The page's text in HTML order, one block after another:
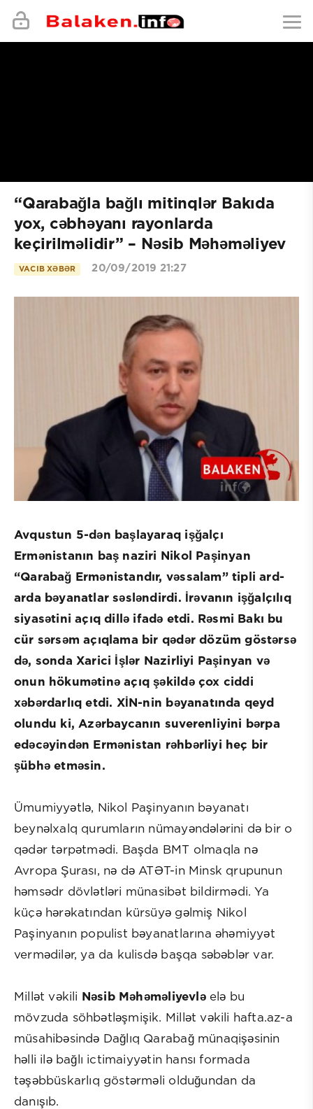
“Qarabağla bağlı mitinqlər Bakıda
yox, cəbhəyanı rayonlarda
keçirilməlidir” – Nəsib Məhəməliyev
VACIB XƏBƏR 20/09/2019 21:27
Avqustun 5-dən başlayaraq işğalçı
Ermənistanın baş naziri Nikol Paşinyan
“Qarabağ Ermənistandır, vəssalam” tipli ard-
arda bəyanatlar səsləndirdi. İrəvanın işğalçılıq
siyasətini açıq dillə ifadə etdi. Rəsmi Bakı bu
cür sərsəm açıqlama bir qədər dözüm göstərsə
də, sonda Xarici İşlər Nazirliyi Paşinyan və
onun hökumətinə açıq şəkildə çox ciddi
xəbərdarlıq etdi. XİN-nin bəyanatında qeyd
olundu ki, Azərbaycanın suverenliyini bərpa
edəcəyindən Ermənistan rəhbərliyi heç bir
şübhə etməsin.
Ümumiyyətlə, Nikol Paşinyanın bəyanatı
beynəlxalq qurumların nümayəndələrini də bir o
qədər tərpətmədi. Başda BMT olmaqla nə
Avropa Şurası, nə də ATƏT-in Minsk qrupunun
həmsədr dövlətləri münasibət bildirmədi. Ya
küçə hərəkatından kürsüyə gəlmiş Nikol
Paşinyanın populist bəyanatlarına əhəmiyyət
vermədilər, ya da kulisdə başqa səbəblər var.
Millət vəkili Nəsib Məhəməliyevləelə bu
mövzuda söhbətləşmişik. Millət vəkili hafta.az-a
müsahibəsində Dağlıq Qarabağ münaqişəsinin
həlli ilə bağlı ictimaiyyətin hansı formada
təşəbbüskarlıq göstərməli olduğundan da
danışıb.